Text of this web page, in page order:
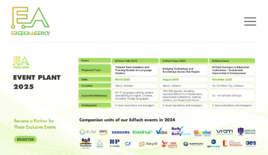
Skip
content